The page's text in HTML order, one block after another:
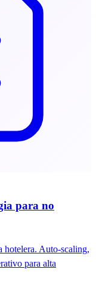
para no
hotelera. Auto-scaling,
para alta